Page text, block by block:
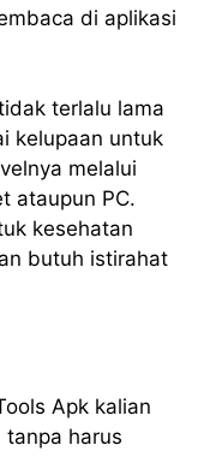
di aplikasi
terlalu lama
kelupaan untuk
melalui
ataupun PC.
kesehatan
butuh istirahat
Apk kalian
tanpa harus